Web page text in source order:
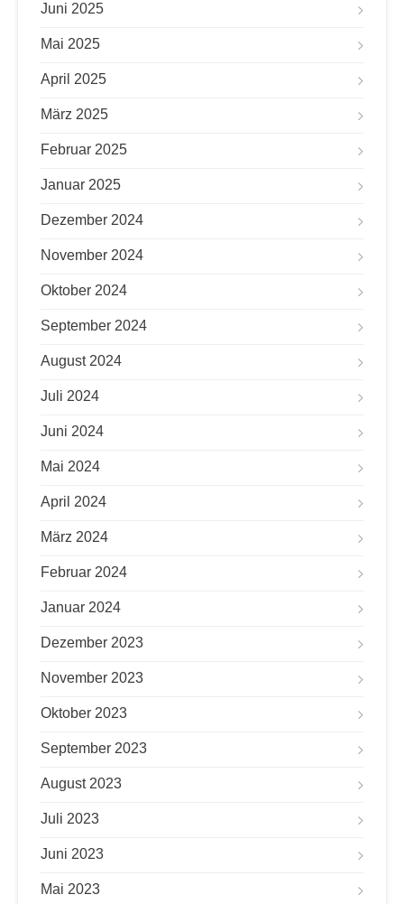
Juni 2025
Mai 2025
April 2025
März 2025
Februar 2025
Januar 2025
Dezember 2024
November 2024
Oktober 2024
September 2024
August 2024
Juli 2024
Juni 2024
Mai 2024
April 2024
März 2024
Februar 2024
Januar 2024
Dezember 2023
November 2023
Oktober 2023
September 2023
August 2023
Juli 2023
Juni 2023
Mai 2023